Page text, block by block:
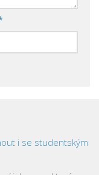
i se studentským